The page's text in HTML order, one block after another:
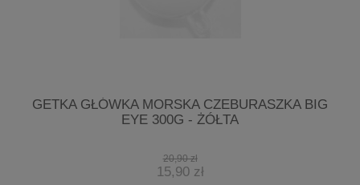
GETKA GŁÓWKA MORSKA CZEBURASZKA BIG
EYE 300G - ŻÓŁTA
20,90 zł
15,90 zł